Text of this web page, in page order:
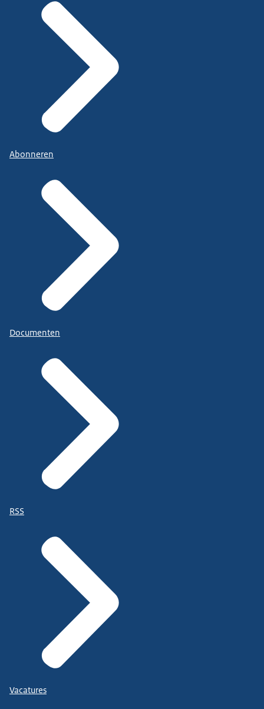
Abonneren
Documenten
RSS
Vacatures